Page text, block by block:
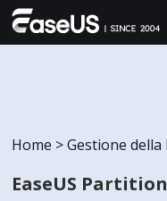
Home > Gestione
EaseUS